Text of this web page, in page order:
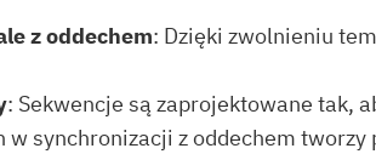
z oddechem: Dzięki zwolnieniu
: Sekwencje są zaprojektowane tak,
w synchronizacji z oddechem